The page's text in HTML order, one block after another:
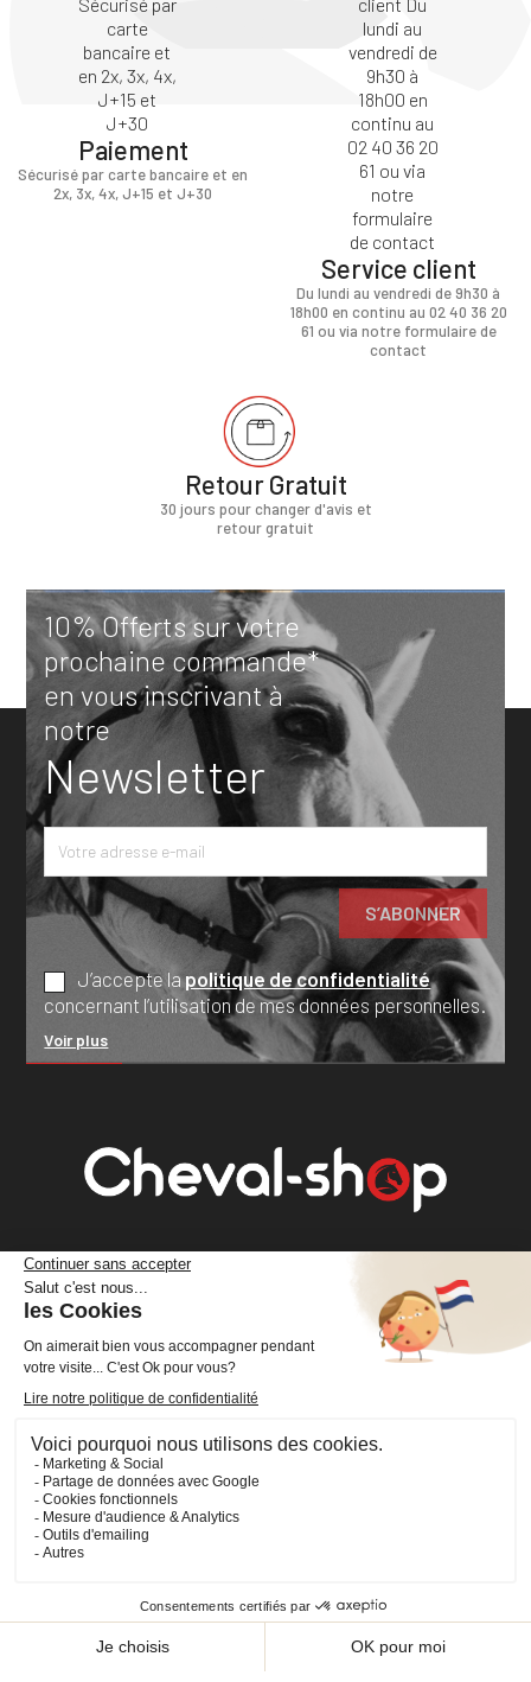
Paiement
Sécurisé par carte bancaire et en
2x, 3x, 4x, J+15 et J+30
Service client
Du lundi au vendredi de 9h30 à
18h00 en continu au 02 40 36 20
61 ou via notre formulaire de
contact
Retour Gratuit
30 jours pour changer d'avis et
retour gratuit
10% Offerts sur votre
prochaine commande*
en vous inscrivant à
notre
Newsletter
J’accepte lapolitique de confidentialité
concernant l’utilisation de mes données personnelles.
Voir plus
France
+33 (0)2 40 36 20 61
Facebook
INFORMATIONS 
PRODUITS